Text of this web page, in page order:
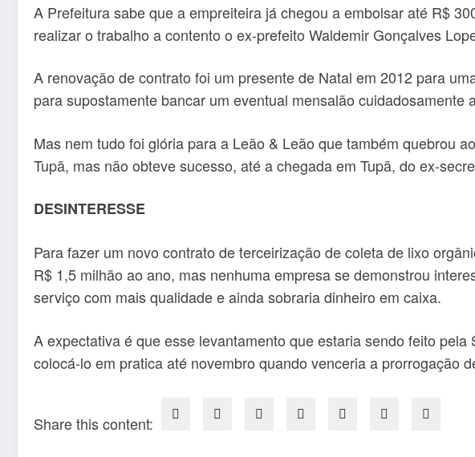
A Prefeitura sabe que a empreiteira já chegou a embolsar até R$
realizar o trabalho a contento o ex-prefeito Waldemir Gonçalves
A renovação de contrato foi um presente de Natal em 2012 para
para supostamente bancar um eventual mensalão
Mas nem tudo foi glória para a Leão & Leão que também quebrou
Tupã, mas não obteve sucesso, até a chegada em Tupã, do ex-
DESINTERESSE
Para fazer um novo contrato de terceirização de coleta de lixo
R$ 1,5 milhão ao ano, mas nenhuma empresa se demonstrou
serviço com mais qualidade e ainda sobraria dinheiro em caixa.
A expectativa é que esse levantamento que estaria sendo feito
colocá-lo em pratica até novembro quando venceria a prorrogação
Share this content: